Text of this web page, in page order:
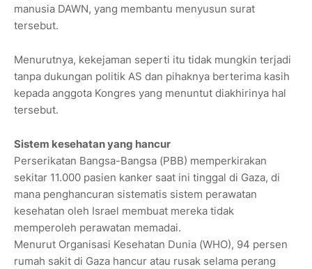
manusia DAWN, yang membantu menyusun surat
tersebut.
Menurutnya, kekejaman seperti itu tidak mungkin terjadi
tanpa dukungan politik AS dan pihaknya berterima kasih
kepada anggota Kongres yang menuntut diakhirinya hal
tersebut.
Sistem kesehatan yang hancur
Perserikatan Bangsa-Bangsa (PBB) memperkirakan
sekitar 11.000 pasien kanker saat ini tinggal di Gaza, di
mana penghancuran sistematis sistem perawatan
kesehatan oleh Israel membuat mereka tidak
memperoleh perawatan memadai.
Menurut Organisasi Kesehatan Dunia (WHO), 94 persen
rumah sakit di Gaza hancur atau rusak selama perang